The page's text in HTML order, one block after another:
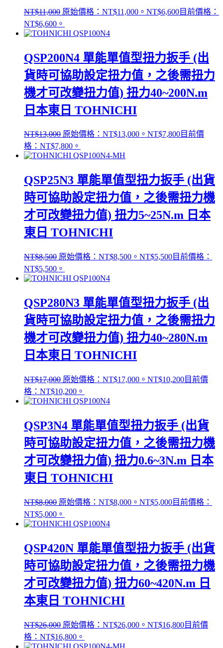
NT$11,000 原始價格：NT$11,000。 NT$6,600目前價格：
NT$6,600。
QSP200N4 單能單值型扭力扳手 (出
貨時可協助設定扭力值，之後需扭力
機才可改變扭力值) 扭力40~200N.m
日本東日 TOHNICHI
NT$13,000 原始價格：NT$13,000。 NT$7,800目前價
格：NT$7,800。
QSP25N3 單能單值型扭力扳手 (出貨
時可協助設定扭力值，之後需扭力機
才可改變扭力值) 扭力5~25N.m 日本
東日 TOHNICHI
NT$8,500 原始價格：NT$8,500。 NT$5,500目前價格：
NT$5,500。
QSP280N3 單能單值型扭力扳手 (出
貨時可協助設定扭力值，之後需扭力
機才可改變扭力值) 扭力40~280N.m
日本東日 TOHNICHI
NT$17,000 原始價格：NT$17,000。 NT$10,200目前價
格：NT$10,200。
QSP3N4 單能單值型扭力扳手 (出貨
時可協助設定扭力值，之後需扭力機
才可改變扭力值) 扭力0.6~3N.m 日本
東日 TOHNICHI
NT$8,000 原始價格：NT$8,000。 NT$5,000目前價格：
NT$5,000。
QSP420N 單能單值型扭力扳手 (出貨
時可協助設定扭力值，之後需扭力機
才可改變扭力值) 扭力60~420N.m 日
本東日 TOHNICHI
NT$26,000 原始價格：NT$26,000。 NT$16,800目前價
格：NT$16,800。